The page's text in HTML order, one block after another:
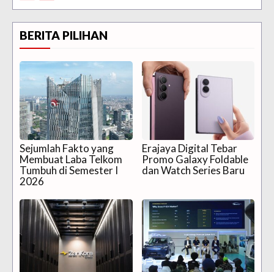
BERITA PILIHAN
Sejumlah Fakto yang
Membuat Laba Telkom
Tumbuh di Semester I
2026
Erajaya Digital Tebar
Promo Galaxy Foldable
dan Watch Series Baru